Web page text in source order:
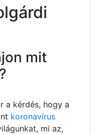
mit
a kérdés, hogy a
koronavírus
mi az,